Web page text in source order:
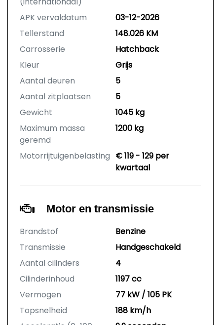
APK vervaldatum
03-12-2026
Tellerstand
148.026 KM
Carrosserie
Hatchback
Kleur
Grijs
Aantal deuren
5
Aantal zitplaatsen
5
Gewicht
1045 kg
Maximum massa
geremd
1200 kg
Motorrijtuigenbelasting € 119 - 129 per
kwartaal
Motor en transmissie
Brandstof
Benzine
Transmissie
Handgeschakeld
Aantal cilinders
4
Cilinderinhoud
1197 cc
Vermogen
77 kW / 105 PK
Topsnelheid
188 km/h